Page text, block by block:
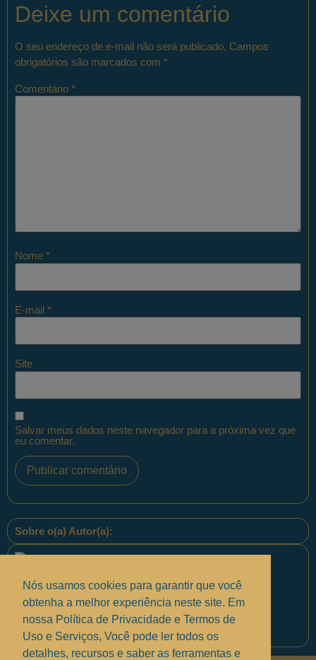
Deixe um comentário
O seu endereço de e-mail não será publicado. Campos
obrigatórios são marcados com *
Comentário *
Nome *
E-mail *
Site
Salvar meus dados neste navegador para a próxima vez que
eu comentar.
Sobre o(a) Autor(a):
Equipe PontoPM
Nós usamos cookies para garantir que você
obtenha a melhor experiência neste site. Em
nossa Política de Privacidade e Termos de
Uso e Serviços, Você pode ler todos os
detalhes, recursos e saber as ferramentas e